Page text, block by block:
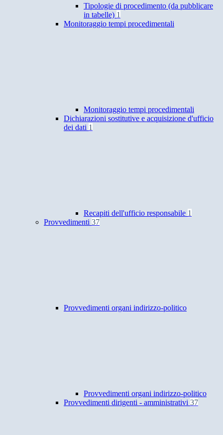
Tipologie di procedimento (da pubblicare
in tabelle) 1
Monitoraggio tempi procedimentali
Monitoraggio tempi procedimentali
Dichiarazioni sostitutive e acquisizione d'ufficio
dei dati 1
Recapiti dell'ufficio responsabile 1
Provvedimenti 37
Provvedimenti organi indirizzo-politico
Provvedimenti organi indirizzo-politico
Provvedimenti dirigenti - amministrativi 37